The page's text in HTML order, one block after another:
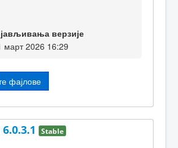
верзије
март 2026 16:29
фајлове
Stable